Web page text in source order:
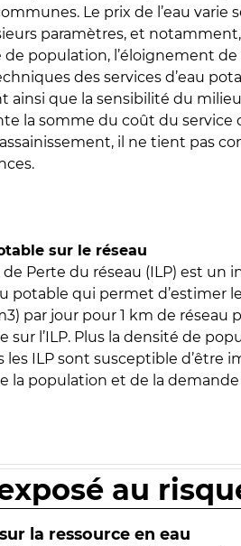
Le prix de l’eau varie
paramètres, et notamment,
population, l’éloignement de
des services d’eau
ainsi que la sensibilité du
la somme du coût du service
il ne tient pas
sur le réseau
de Perte du réseau (ILP) est un
potable qui permet d’estimer
par jour pour 1 km de réseau
sur l’ILP. Plus la densité de
les ILP sont susceptible d’être
la population et de la
au
la ressource en eau